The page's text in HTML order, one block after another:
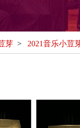
芽 > 2021音乐小荳